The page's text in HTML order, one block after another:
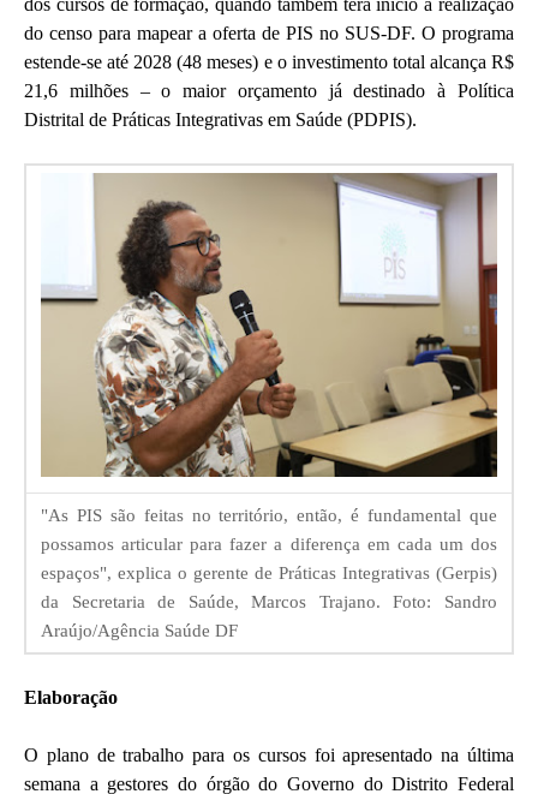
dos cursos de formação, quando também terá início a realização
do censo para mapear a oferta de PIS no SUS-DF. O programa
estende-se até 2028 (48 meses) e o investimento total alcança R$
21,6 milhões – o maior orçamento já destinado à Política
Distrital de Práticas Integrativas em Saúde (PDPIS).
"As PIS são feitas no território, então, é fundamental que
possamos articular para fazer a diferença em cada um dos
espaços", explica o gerente de Práticas Integrativas (Gerpis)
da Secretaria de Saúde, Marcos Trajano. Foto: Sandro
Araújo/Agência Saúde DF
Elaboração
O plano de trabalho para os cursos foi apresentado na última
semana a gestores do órgão do Governo do Distrito Federal